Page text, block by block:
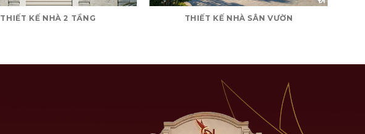
THIẾT KẾ NHÀ 2 TẦNG THIẾT KẾ NHÀ SÂN VƯỜN